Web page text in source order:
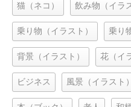
猫（ネコ） 飲み物（イラ
乗り物（イラスト） 乗り
背景（イラスト） 花（イ
ビジネス 風景（イラスト）